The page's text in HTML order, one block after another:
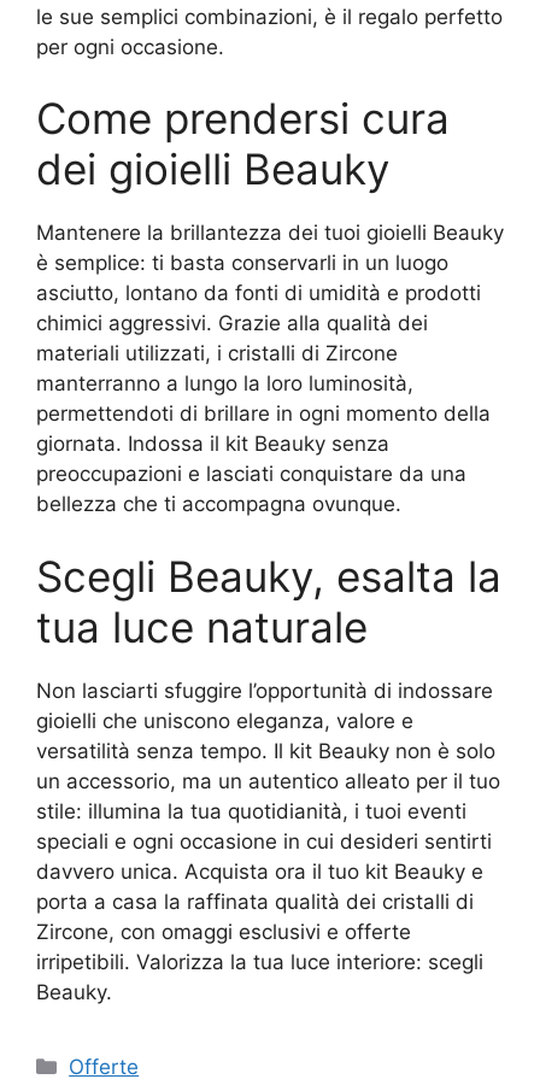
le sue semplici combinazioni, è il regalo perfetto
per ogni occasione.
Come prendersi cura
dei gioielli Beauky
Mantenere la brillantezza dei tuoi gioielli Beauky
è semplice: ti basta conservarli in un luogo
asciutto, lontano da fonti di umidità e prodotti
chimici aggressivi. Grazie alla qualità dei
materiali utilizzati, i cristalli di Zircone
manterranno a lungo la loro luminosità,
permettendoti di brillare in ogni momento della
giornata. Indossa il kit Beauky senza
preoccupazioni e lasciati conquistare da una
bellezza che ti accompagna ovunque.
Scegli Beauky, esalta la
tua luce naturale
Non lasciarti sfuggire l’opportunità di indossare
gioielli che uniscono eleganza, valore e
versatilità senza tempo. Il kit Beauky non è solo
un accessorio, ma un autentico alleato per il tuo
stile: illumina la tua quotidianità, i tuoi eventi
speciali e ogni occasione in cui desideri sentirti
davvero unica. Acquista ora il tuo kit Beauky e
porta a casa la raffinata qualità dei cristalli di
Zircone, con omaggi esclusivi e offerte
irripetibili. Valorizza la tua luce interiore: scegli
Beauky.
Categorie
Offerte